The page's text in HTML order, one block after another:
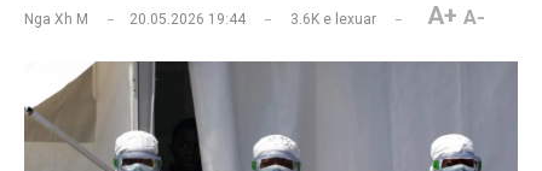
Nga Xh M 20.05.2026 19:44 3.6K e lexuar A+ A-